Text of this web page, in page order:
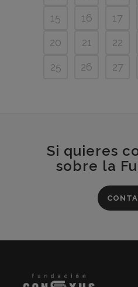
15
16 17
20
21 22
25
26 27
Si quieres
sobre la